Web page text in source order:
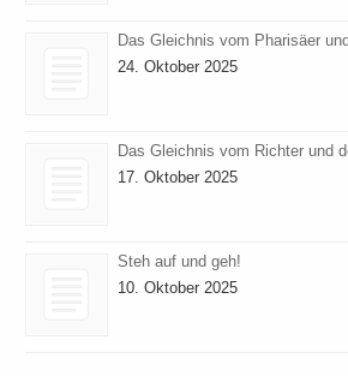
Das Gleichnis vom Pharisäer
24. Oktober 2025
Das Gleichnis vom Richter und
17. Oktober 2025
Steh auf und geh!
10. Oktober 2025